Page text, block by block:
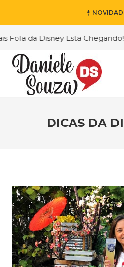
da Disney Está Chegando!
DICAS DA